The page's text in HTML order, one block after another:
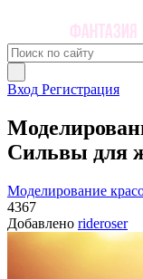
Вход Регистрация
Сильвы для
Моделирование
4367
Добавлено rideroser